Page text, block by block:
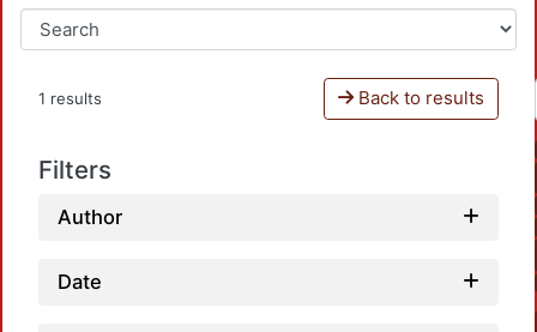
1 results Back to results
Filters
Author
Date